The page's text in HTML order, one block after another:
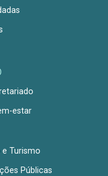
estar
e Turismo
Públicas